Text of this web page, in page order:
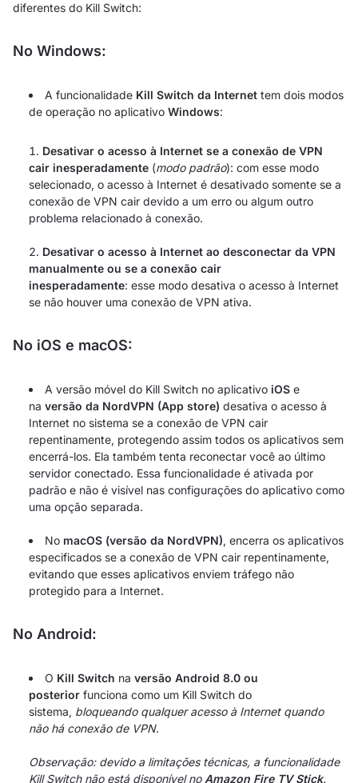
diferentes do Kill Switch:
No Windows:
A funcionalidade Kill Switch da Internet tem dois modos
de operação no aplicativo Windows:
Desativar o acesso à Internet se a conexão de VPN
cair inesperadamente (modo padrão): com esse modo
selecionado, o acesso à Internet é desativado somente se a
conexão de VPN cair devido a um erro ou algum outro
problema relacionado à conexão.
Desativar o acesso à Internet ao desconectar da VPN
manualmente ou se a conexão cair
inesperadamente: esse modo desativa o acesso à Internet
se não houver uma conexão de VPN ativa.
No iOS e macOS:
A versão móvel do Kill Switch no aplicativo iOS e
na versão da NordVPN (App store) desativa o acesso à
Internet no sistema se a conexão de VPN cair
repentinamente, protegendo assim todos os aplicativos sem
encerrá-los. Ela também tenta reconectar você ao último
servidor conectado. Essa funcionalidade é ativada por
padrão e não é visível nas configurações do aplicativo como
uma opção separada.
No macOS (versão da NordVPN), encerra os aplicativos
especificados se a conexão de VPN cair repentinamente,
evitando que esses aplicativos enviem tráfego não
protegido para a Internet.
No Android:
O Kill Switch na versão Android 8.0 ou
posterior funciona como um Kill Switch do
sistema, bloqueando qualquer acesso à Internet quando
não há conexão de VPN.
Observação: devido a limitações técnicas, a funcionalidade
Kill Switch não está disponível no Amazon Fire TV Stick.